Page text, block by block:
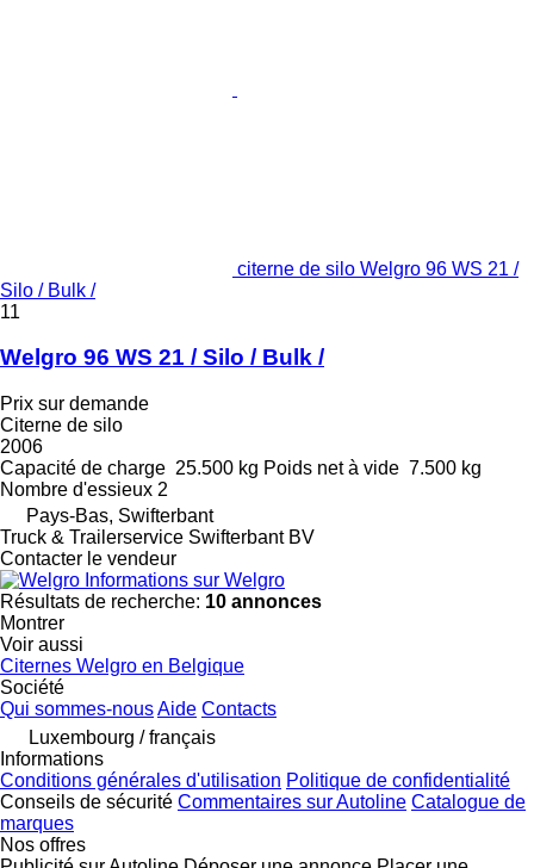
citerne de silo Welgro 96 WS 21 /
Silo / Bulk /
11
Welgro 96 WS 21 / Silo / Bulk /
Prix sur demande
Citerne de silo
2006
Capacité de charge 25.500 kg Poids net à vide 7.500 kg
Nombre d'essieux 2
Pays-Bas, Swifterbant
Truck & Trailerservice Swifterbant BV
Contacter le vendeur
Informations sur Welgro
Résultats de recherche: 10 annonces
Montrer
Voir aussi
Citernes Welgro en Belgique
Société
Qui sommes-nousAide Contacts
Luxembourg / français
Informations
Conditions générales d'utilisation Politique de confidentialité
Conseils de sécurité Commentaires sur Autoline Catalogue de
marques
Nos offres